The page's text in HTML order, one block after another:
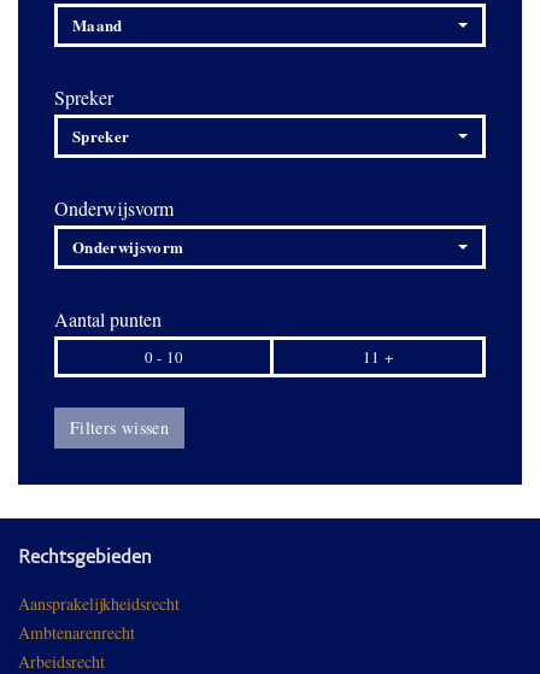
Maand
Spreker
Spreker
Onderwijsvorm
Onderwijsvorm
Aantal punten
0 - 10 11 +
Filters wissen
Rechtsgebieden
Aansprakelijkheidsrecht
Ambtenarenrecht
Arbeidsrecht